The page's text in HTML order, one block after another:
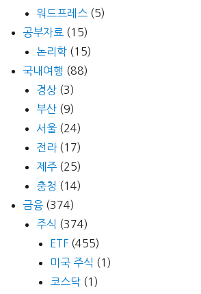
워드프레스 (5)
공부자료 (15)
논리학 (15)
국내여행 (88)
경상 (3)
부산 (9)
서울 (24)
전라(17)
제주 (25)
충청 (14)
금융 (374)
주식 (374)
ETF (455)
미국 주식 (1)
코스닥 (1)